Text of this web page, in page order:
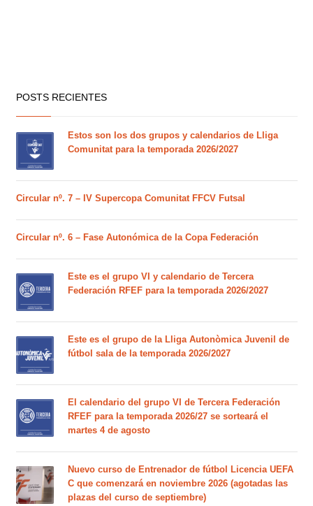
POSTS RECIENTES
Estos son los dos grupos y calendarios de Lliga
Comunitat para la temporada 2026/2027
Circular nº. 7 – IV Supercopa Comunitat FFCV Futsal
Circular nº. 6 – Fase Autonómica de la Copa Federación
Este es el grupo VI y calendario de Tercera
Federación RFEF para la temporada 2026/2027
Este es el grupo de la Lliga Autonòmica Juvenil de
fútbol sala de la temporada 2026/2027
El calendario del grupo VI de Tercera Federación
RFEF para la temporada 2026/27 se sorteará el
martes 4 de agosto
Nuevo curso de Entrenador de fútbol Licencia UEFA
C que comenzará en noviembre 2026 (agotadas las
plazas del curso de septiembre)